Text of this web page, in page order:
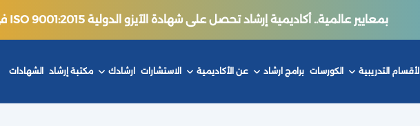
بمعايير عالمية.. أكاديمية إرشاد تحصل على شهادة الآيزو الدولية ISO 9001:2015 في جودة التدريب.
الأقسام التدريبية الكورسات برامج ارشاد عن الأكاديمية الاستشارات ارشادك مكتبة إرشاد الشهادات